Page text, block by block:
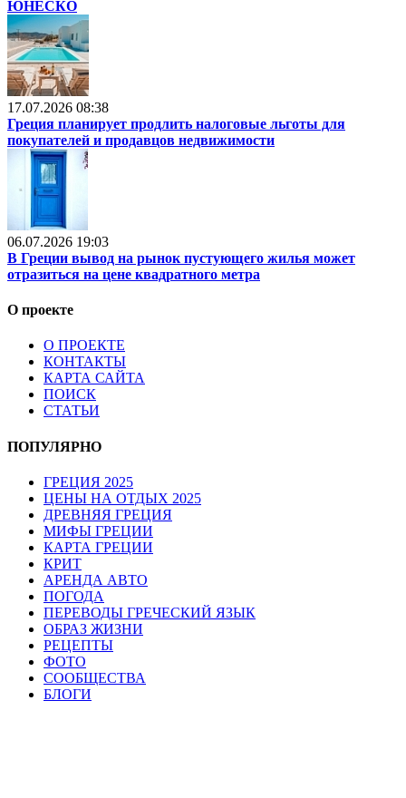
ЮНЕСКО
17.07.2026 08:38
Греция планирует продлить налоговые льготы для
покупателей и продавцов недвижимости
06.07.2026 19:03
В Греции вывод на рынок пустующего жилья может
отразиться на цене квадратного метра
О проекте
О ПРОЕКТЕ
КОНТАКТЫ
КАРТА САЙТА
ПОИСК
СТАТЬИ
ПОПУЛЯРНО
ГРЕЦИЯ 2025
ЦЕНЫ НА ОТДЫХ 2025
ДРЕВНЯЯ ГРЕЦИЯ
МИФЫ ГРЕЦИИ
КАРТА ГРЕЦИИ
КРИТ
АРЕНДА АВТО
ПОГОДА
ПЕРЕВОДЫ ГРЕЧЕСКИЙ ЯЗЫК
ОБРАЗ ЖИЗНИ
РЕЦЕПТЫ
ФОТО
СООБЩЕСТВА
БЛОГИ